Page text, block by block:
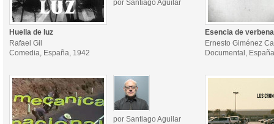
por Santiago Aguilar
Huella de luz
Rafael Gil
Comedia, España, 1942
Esencia de verbena
Ernesto Giménez
Documental,
por Santiago Aguilar